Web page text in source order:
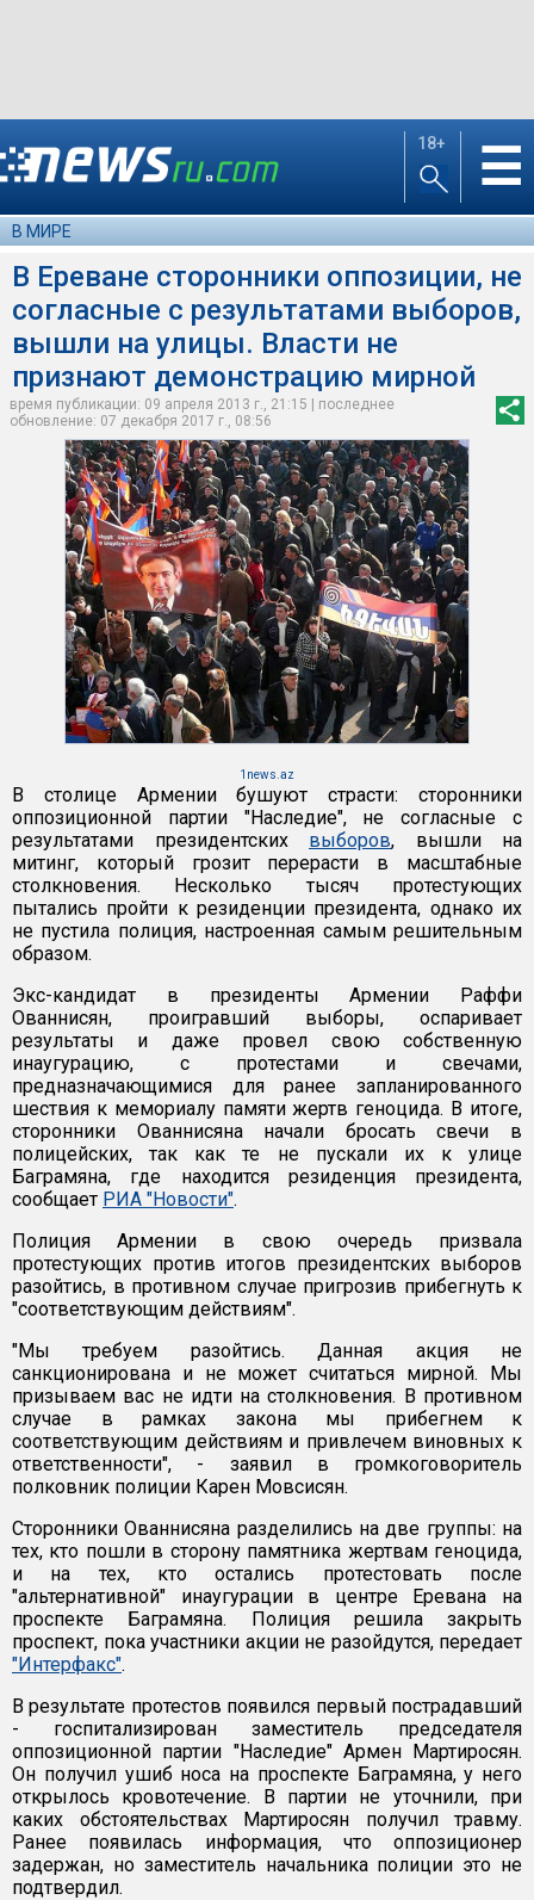
18+ ☰
В МИРЕ
В Ереване сторонники оппозиции, не
согласные с результатами выборов,
вышли на улицы. Власти не
признают демонстрацию мирной
время публикации: 09 апреля 2013 г., 21:15 | последнее
обновление: 07 декабря 2017 г., 08:56
1news.az
В столице Армении бушуют страсти: сторонники
оппозиционной партии "Наследие", не согласные с
результатами президентских выборов, вышли на
митинг, который грозит перерасти в масштабные
столкновения. Несколько тысяч протестующих
пытались пройти к резиденции президента, однако их
не пустила полиция, настроенная самым решительным
образом.
Экс-кандидат в президенты Армении Раффи
Ованнисян, проигравший выборы, оспаривает
результаты и даже провел свою собственную
инаугурацию, с протестами и свечами,
предназначающимися для ранее запланированного
шествия к мемориалу памяти жертв геноцида. В итоге,
сторонники Ованнисяна начали бросать свечи в
полицейских, так как те не пускали их к улице
Баграмяна, где находится резиденция президента,
сообщает РИА "Новости".
Полиция Армении в свою очередь призвала
протестующих против итогов президентских выборов
разойтись, в противном случае пригрозив прибегнуть к
"соответствующим действиям".
"Мы требуем разойтись. Данная акция не
санкционирована и не может считаться мирной. Мы
призываем вас не идти на столкновения. В противном
случае в рамках закона мы прибегнем к
соответствующим действиям и привлечем виновных к
ответственности", - заявил в громкоговоритель
полковник полиции Карен Мовсисян.
Сторонники Ованнисяна разделились на две группы: на
тех, кто пошли в сторону памятника жертвам геноцида,
и на тех, кто остались протестовать после
"альтернативной" инаугурации в центре Еревана на
проспекте Баграмяна. Полиция решила закрыть
проспект, пока участники акции не разойдутся, передает
"Интерфакс".
В результате протестов появился первый пострадавший
- госпитализирован заместитель председателя
оппозиционной партии "Наследие" Армен Мартиросян.
Он получил ушиб носа на проспекте Баграмяна, у него
открылось кровотечение. В партии не уточнили, при
каких обстоятельствах Мартиросян получил травму.
Ранее появилась информация, что оппозиционер
задержан, но заместитель начальника полиции это не
подтвердил.